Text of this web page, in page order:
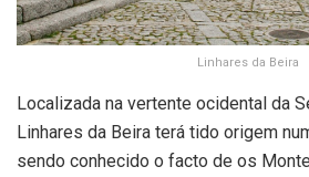
Linhares da Beira
Localizada na vertente ocidental da
Linhares da Beira terá tido origem
sendo conhecido o facto de os